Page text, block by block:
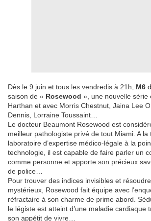
Dès le 9 juin et tous les vendredis à 21h, M6
saison de « Rosewood », une nouvelle série
Harthan et avec Morris Chestnut, Jaina Lee
Dennis, Lorraine Toussaint…
Le docteur Beaumont Rosewood est
meilleur pathologiste privé de tout Miami. A la
laboratoire d’expertise médico-légale à la
technologie, il est capable de faire parler un
comme personne et apporte son précieux
de police…
Pour trouver des indices invisibles et
mystérieux, Rosewood fait équipe avec
réfractaire à son charme de prime abord.
le légiste est atteint d’une maladie cardiaque
son appétit de vivre…